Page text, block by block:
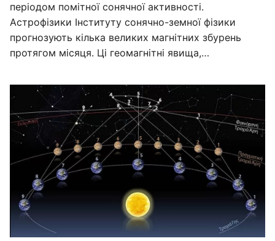
періодом помітної сонячної активності.
Астрофізики Інституту сонячно-земної фізики
прогнозують кілька великих магнітних збурень
протягом місяця. Ці геомагнітні явища,…